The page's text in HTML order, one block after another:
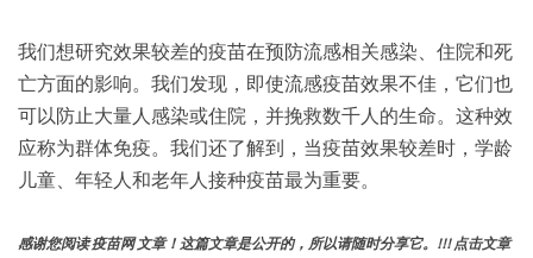
我们想研究效果较差的疫苗在预防流感相关感染、住院和死
亡方面的影响。我们发现，即使流感疫苗效果不佳，它们也
可以防止大量人感染或住院，并挽救数千人的生命。这种效
应称为群体免疫。我们还了解到，当疫苗效果较差时，学龄
儿童、年轻人和老年人接种疫苗最为重要。
感谢您阅读 疫苗网 文章！这篇文章是公开的，所以请随时分享它。!!! 点击文章